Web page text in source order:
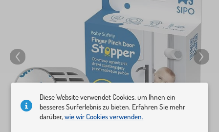
Diese Website verwendet Cookies, um Ihnen ein
besseres Surferlebnis zu bieten. Erfahren Sie mehr
darüber,wie wir Cookies verwenden.